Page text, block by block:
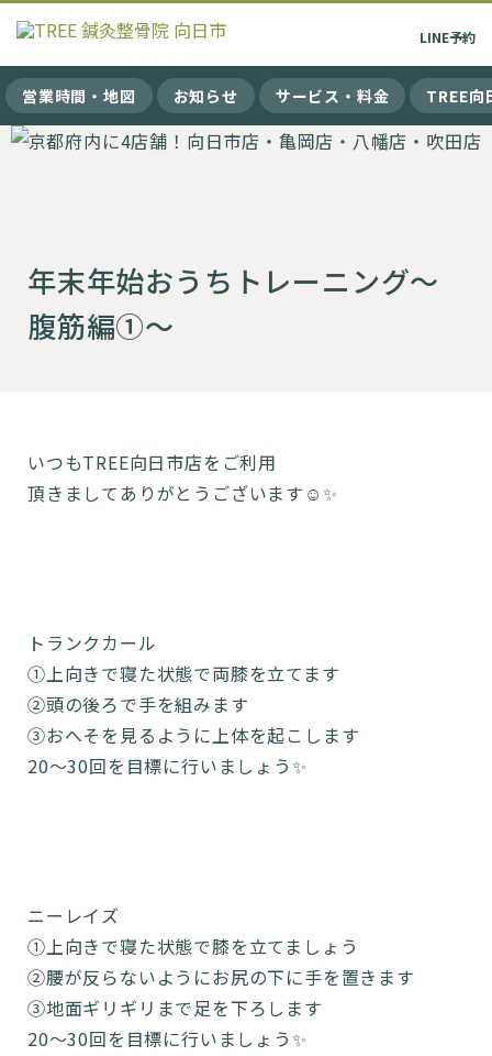
LINE予約
営業時間・地図 お知らせ サービス・料金 TREE向
年末年始おうちトレーニング〜
腹筋編①〜
いつもTREE向日市店をご利用
頂きましてありがとうございます☺️✨
トランクカール
①上向きで寝た状態で両膝を立てます
②頭の後ろで手を組みます
③おへそを見るように上体を起こします
20〜30回を目標に行いましょう✨
ニーレイズ
①上向きで寝た状態で膝を立てましょう
②腰が反らないようにお尻の下に手を置きます
③地面ギリギリまで足を下ろします
20〜30回を目標に行いましょう✨